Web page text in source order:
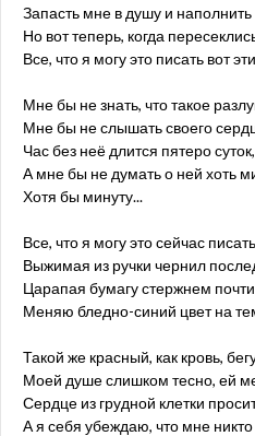
Запасть мне в душу и
Но вот теперь, когда
Все, что я могу это писать вот
Мне бы не знать, что такое
Мне бы не слышать своего
Час без неё длится пятеро суток,
А мне бы не думать о ней хоть
Хотя бы минуту...
Все, что я могу это сейчас
Выжимая из ручки чернил
Царапая бумагу стержнем
Меняю бледно-синий цвет на
Такой же красный, как кровь,
Моей душе слишком тесно, ей
Сердце из грудной клетки
А я себя убеждаю, что мне